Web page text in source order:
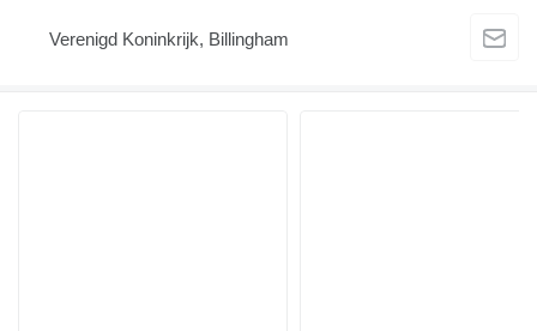
Verenigd Koninkrijk, Billingham